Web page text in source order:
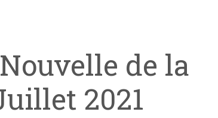
de la
2021